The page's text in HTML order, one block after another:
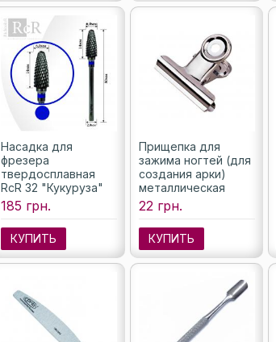
Насадка для
фрезера
твердосплавная
RcR 32 "Кукуруза"
(насечка синяя), 6
мм
185 грн.
КУПИТЬ
Прищепка для
зажима ногтей (для
создания арки)
металлическая
большая, 1шт.
22 грн.
КУПИТЬ